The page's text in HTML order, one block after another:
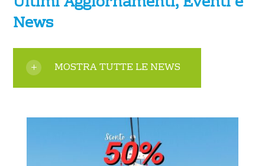
News
MOSTRA TUTTE LE NEWS